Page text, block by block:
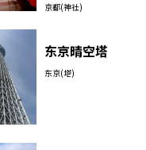
京都(神社)
东京晴空塔
东京(塔)